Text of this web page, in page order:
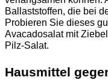
Ballaststoffen, die bei
Probieren Sie dieses
Avacadosalat mit
Pilz-Salat.
Hausmittel